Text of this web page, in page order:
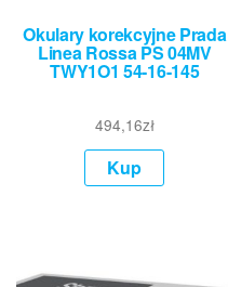
Okulary korekcyjne Prada
Linea Rossa PS 04MV
TWY1O1 54-16-145
494,16zł
Kup